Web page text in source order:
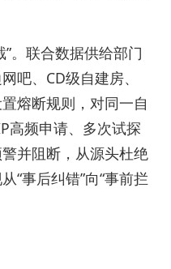
。联合数据供给部门
吧、CD级自建房、
熔断规则，对同一自
高频申请、多次试探
并阻断，从源头杜绝
“事后纠错”向“事前拦